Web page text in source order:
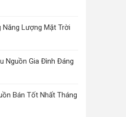
Năng Lượng Mặt Trời
Nguồn Gia Đình Đáng
Bán Tốt Nhất Tháng